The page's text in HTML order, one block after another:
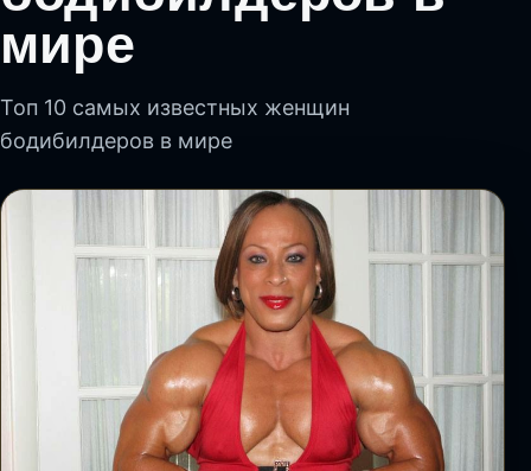
мире
Топ 10 самых известных женщин
бодибилдеров в мире